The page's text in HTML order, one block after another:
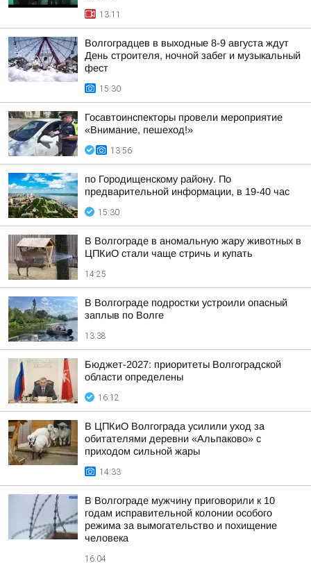
13:11
Волгоградцев в выходные 8-9 августа ждут
День строителя, ночной забег и музыкальный
фест
15:30
Госавтоинспекторы провели мероприятие
«Внимание, пешеход!»
13:56
по Городищенскому району. По
предварительной информации, в 19-40 час
15:30
В Волгограде в аномальную жару животных в
ЦПКиО стали чаще стричь и купать
14:25
В Волгограде подростки устроили опасный
заплыв по Волге
13:38
Бюджет-2027: приоритеты Волгоградской
области определены
16:12
В ЦПКиО Волгограда усилили уход за
обитателями деревни «Альпаково» с
приходом сильной жары
14:33
В Волгограде мужчину приговорили к 10
годам исправительной колонии особого
режима за вымогательство и похищение
человека
16:04